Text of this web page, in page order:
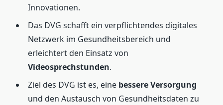
Innovationen.
Das DVG schafft ein verpflichtendes digitales
Netzwerk im Gesundheitsbereich und
erleichtert den Einsatz von
Videosprechstunden.
Ziel des DVG ist es, eine bessere Versorgung
und den Austausch von Gesundheitsdaten zu